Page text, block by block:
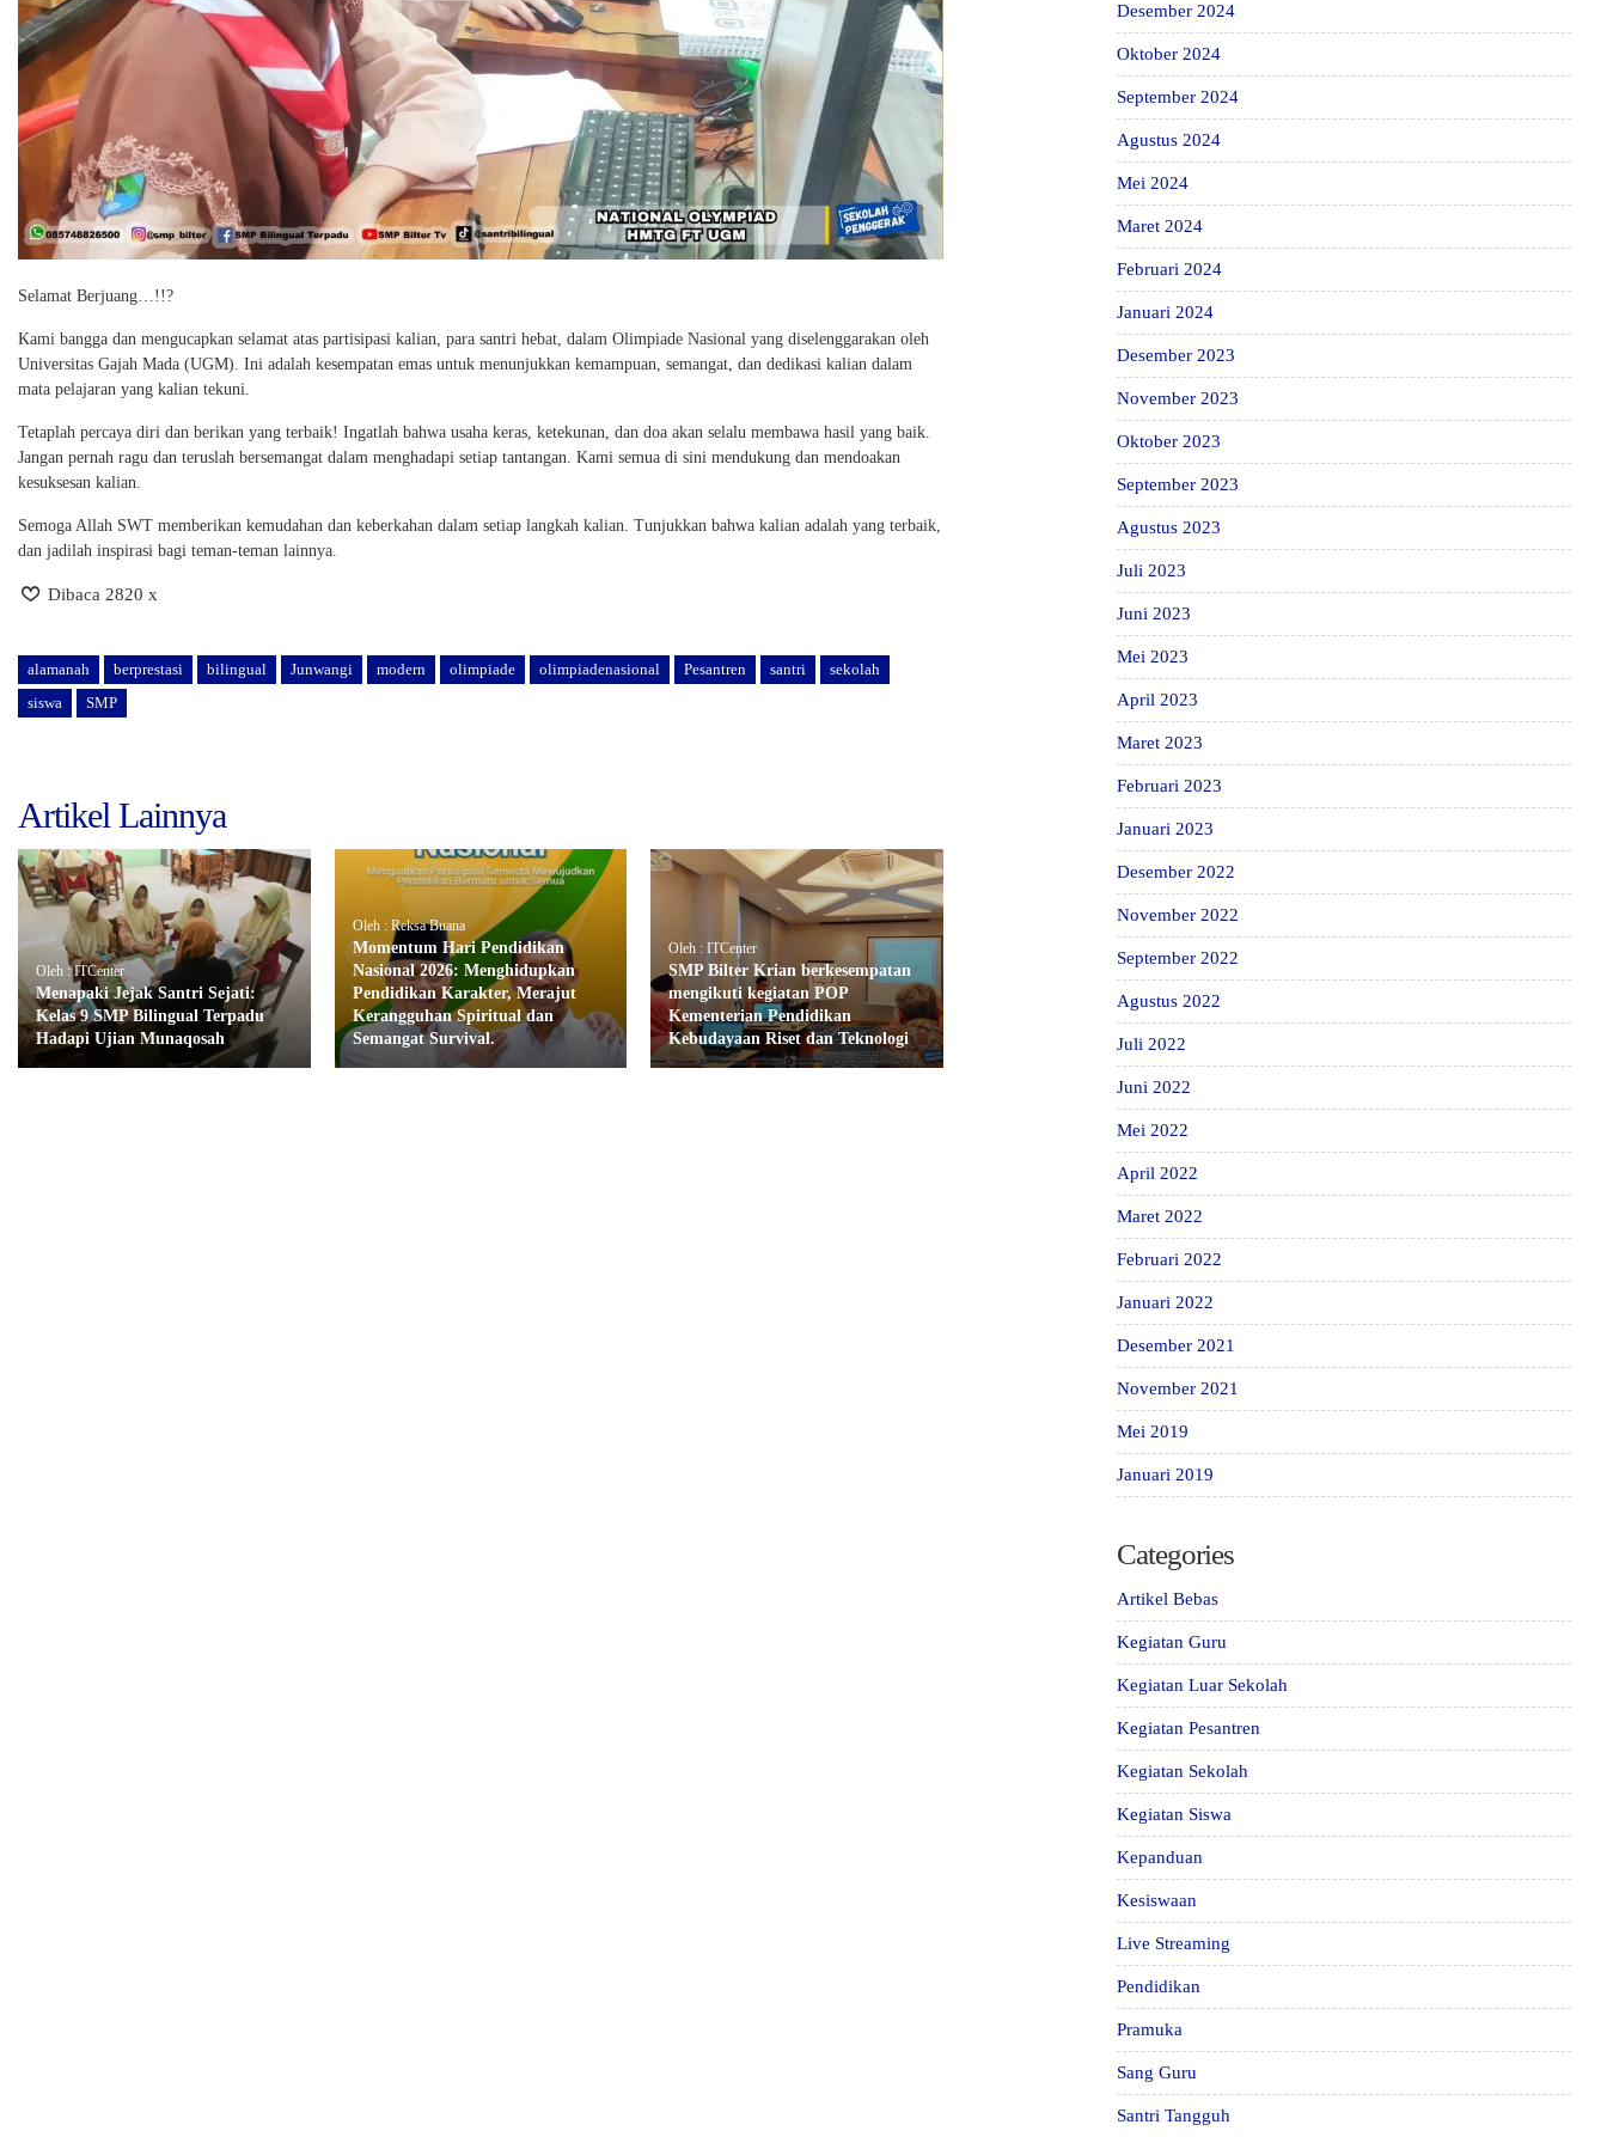
Selamat Berjuang…!!?
Kami bangga dan mengucapkan selamat atas partisipasi kalian, para santri hebat, dalam Olimpiade Nasional yang diselenggarakan oleh
Universitas Gajah Mada (UGM). Ini adalah kesempatan emas untuk menunjukkan kemampuan, semangat, dan dedikasi kalian dalam
mata pelajaran yang kalian tekuni.
Tetaplah percaya diri dan berikan yang terbaik! Ingatlah bahwa usaha keras, ketekunan, dan doa akan selalu membawa hasil yang baik.
Jangan pernah ragu dan teruslah bersemangat dalam menghadapi setiap tantangan. Kami semua di sini mendukung dan mendoakan
kesuksesan kalian.
Semoga Allah SWT memberikan kemudahan dan keberkahan dalam setiap langkah kalian. Tunjukkan bahwa kalian adalah yang terbaik,
dan jadilah inspirasi bagi teman-teman lainnya.
Dibaca 2820 x
alamanah berprestasi bilingual Junwangi modern olimpiade olimpiadenasional Pesantren santri
sekolah
siswa
SMP
Artikel Lainnya
Oleh : ITCenter
Menapaki Jejak Santri Sejati:
Kelas 9 SMP Bilingual Terpadu
Hadapi Ujian Munaqosah
Oleh : Reksa Buana
Momentum Hari Pendidikan
Nasional 2026: Menghidupkan
Pendidikan Karakter, Merajut
Kerangguhan Spiritual dan
Semangat Survival.
Oleh : ITCenter
SMP Bilter Krian berkesempatan
mengikuti kegiatan POP
Kementerian Pendidikan
Kebudayaan Riset dan Teknologi
Desember 2024
Oktober 2024
September 2024
Agustus 2024
Mei 2024
Maret 2024
Februari 2024
Januari 2024
Desember 2023
November 2023
Oktober 2023
September 2023
Agustus 2023
Juli 2023
Juni 2023
Mei 2023
April 2023
Maret 2023
Februari 2023
Januari 2023
Desember 2022
November 2022
September 2022
Agustus 2022
Juli 2022
Juni 2022
Mei 2022
April 2022
Maret 2022
Februari 2022
Januari 2022
Desember 2021
November 2021
Mei 2019
Januari 2019
Categories
Artikel Bebas
Kegiatan Guru
Kegiatan Luar Sekolah
Kegiatan Pesantren
Kegiatan Sekolah
Kegiatan Siswa
Kepanduan
Kesiswaan
Live Streaming
Pendidikan
Pramuka
Sang Guru
Santri Tangguh